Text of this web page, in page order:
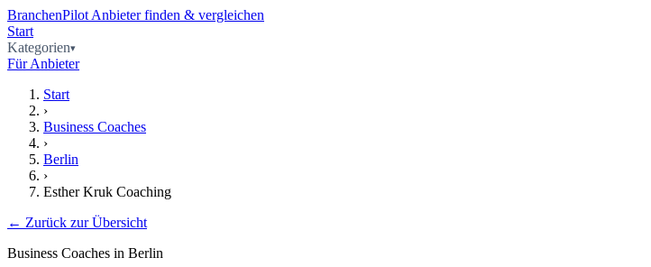
BranchenPilot Anbieter finden & vergleichen
Start
Kategorien
Für Anbieter
Start
›
Business Coaches
›
Berlin
›
Esther Kruk Coaching
← Zurück zur Übersicht
Business Coaches in Berlin